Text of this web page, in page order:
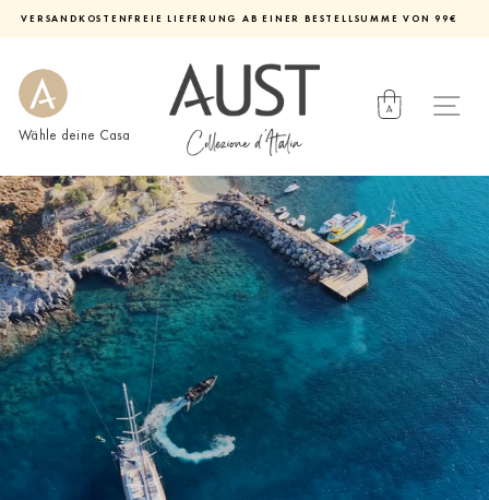
pausieren
VERSANDKOSTENFREIE LIEFERUNG AB EINER BESTELLSUMME VON 99€
Wähle deine Casa